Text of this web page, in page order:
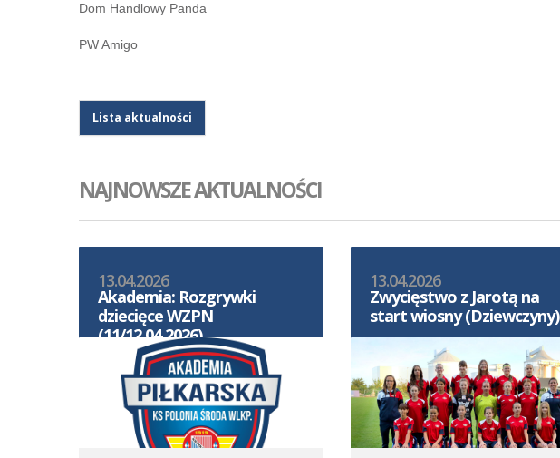
Dom Handlowy Panda
PW Amigo
Lista aktualności
NAJNOWSZE AKTUALNOŚCI
13.04.2026
Akademia: Rozgrywki
dziecięce WZPN
(11/12.04.2026)
13.04.2026
Zwycięstwo z Jarotą na
start wiosny (Dziewczyny)